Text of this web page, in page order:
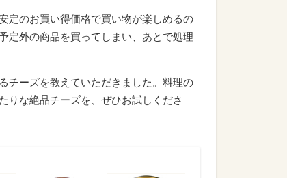
定のお買い得価格で買い物が楽しめるの
定外の商品を買ってしまい、あとで処理
チーズを教えていただきました。料理の
りな絶品チーズを、ぜひお試しくださ